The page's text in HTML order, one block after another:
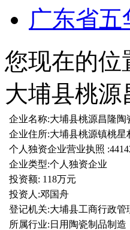
广东省
您现在的位
大埔县桃源
企业名称:大埔县桃源昌隆陶
企业住所:大埔县桃源镇桃星
个人独资企业营业执照
企业类型:个人独资企业
投资额: 118万元
投资人 :邓国舟
登记机关:大埔县工商行政管
所属行业: 日用陶瓷制品制造